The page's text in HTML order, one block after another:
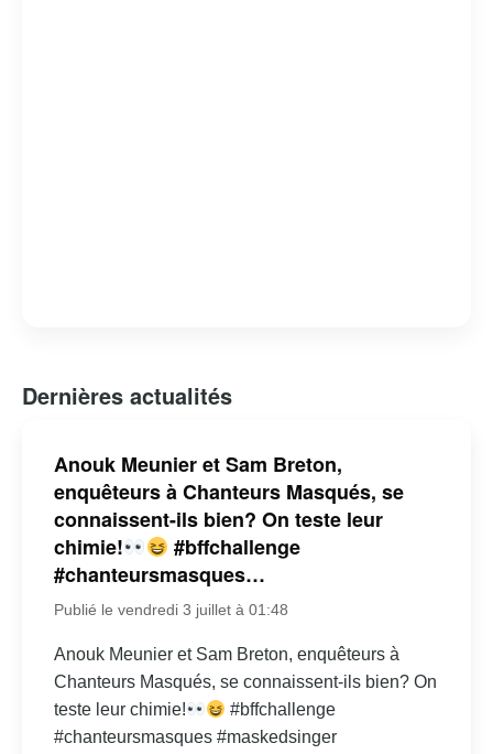
Dernières actualités
Anouk Meunier et Sam Breton,
enquêteurs à Chanteurs Masqués, se
connaissent-ils bien? On teste leur
chimie!
#bffchallenge
#chanteursmasques…
Publié le vendredi 3 juillet à 01:48
Anouk Meunier et Sam Breton, enquêteurs à
Chanteurs Masqués, se connaissent-ils bien? On
teste leur chimie!
#bffchallenge
#chanteursmasques #maskedsinger